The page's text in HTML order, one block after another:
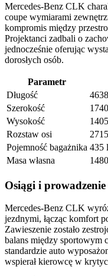
Mercedes-Benz CLK
coupe wymiarami
kompromis między
Projektanci zadbali o
jednocześnie oferując
dorosłych osób.
Parametr
Długość
Szerokość
Wysokość
Rozstaw osi
Pojemność bagażnika 435
Masa własna
Osiągi i
Mercedes-Benz CLK
jezdnymi, łącząc komfort
Zawieszenie zostało
balans między sportowym
standardzie auto
wspierał kierowcę w